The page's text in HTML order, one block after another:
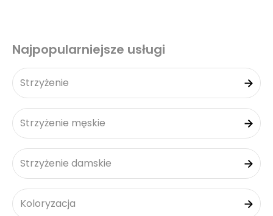
Najpopularniejsze usługi
Strzyżenie
Strzyżenie męskie
Strzyżenie damskie
Koloryzacja